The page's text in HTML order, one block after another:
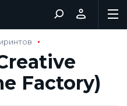
Factory)